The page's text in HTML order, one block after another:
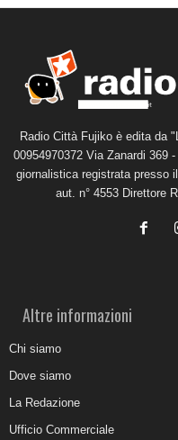
Radio Città Fujiko è edita da
00954970372 Via Zanardi 369
giornalistica registrata presso
aut. n° 4553 Direttore
Altre informazioni
Chi siamo
Dove siamo
La Redazione
Ufficio Commerciale